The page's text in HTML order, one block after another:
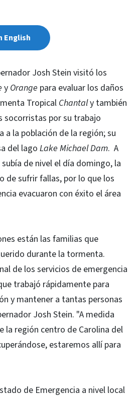
English
Josh Stein visitó los
y Orange para evaluar los daños
Tropical Chantaly también
socorristas por su trabajo
a la población de la región; su
del lago Lake Michael Dam. A
de nivel el día domingo, la
de sufrir fallas, por lo que los
evacuaron con éxito el área
están las familias que
durante la tormenta.
de los servicios de emergencia
trabajó rápidamente para
y mantener a tantas personas
Josh Stein. "A medida
la región centro de Carolina del
estaremos allí para
de Emergencia a nivel local